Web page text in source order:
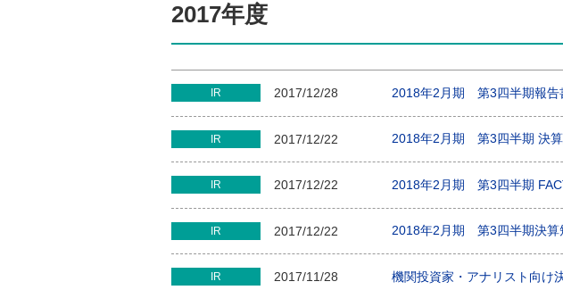
2017年度
IR 2017/12/28 2018年2月期 第3四半期報告
IR 2017/12/22 2018年2月期 第3四半期 決
IR 2017/12/22 2018年2月期 第3四半期
IR 2017/12/22 2018年2月期 第3四半期決算
IR 2017/11/28 機関投資家・アナリスト向け